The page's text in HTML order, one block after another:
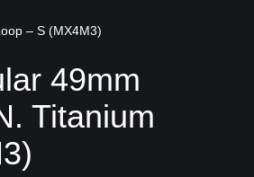
– S (MX4M3)
49mm
Titanium